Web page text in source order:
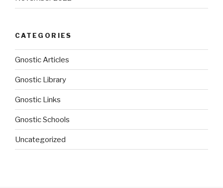
CATEGORIES
Gnostic Articles
Gnostic Library
Gnostic Links
Gnostic Schools
Uncategorized